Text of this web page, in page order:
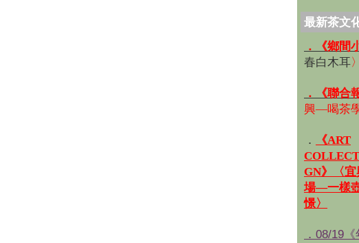
最新茶文
．《鄉間
春白木耳〉
．《聯合
興—喝茶
．
《ART
GN》〈
場—一樣
憬〉
．08/19